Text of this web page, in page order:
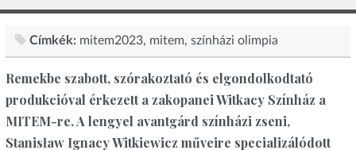
Címkék: mitem2023 mitem színházi olimpia
Remekbe szabott, szórakoztató és elgondolkodtató
produkcióval érkezett a zakopanei Witkacy Színház a
MITEM-re. A lengyel avantgárd színházi zseni,
Stanisław Ignacy Witkiewicz műveire specializálódott